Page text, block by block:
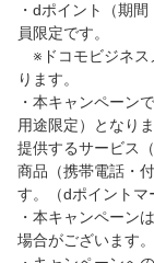
・dポイント（期
員限定です。
※ドコモビジネス
ります。
・本キャンペーン
用途限定）となり
提供するサービス
商品（携帯電話・
す。（dポイントマ
・本キャンペーン
場合がございます。